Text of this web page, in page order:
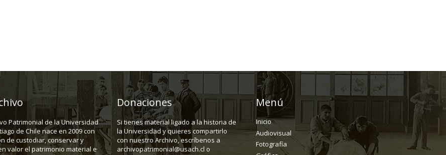
Patrimonial de la Universidad
de Chile nace en 2009 con
de custodiar, conservar y
valor el patrimonio material e
Donaciones
Si tienes material ligado a la historia de
la Universidad y quieres compartirlo
con nuestro Archivo, escríbenos a
archivopatrimonial@usach.cl o
Menú
Inicio
Audiovisual
Fotografía